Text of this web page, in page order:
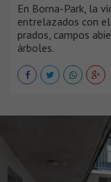
En Borna-Park, la
entrelazados con
prados, campos
árboles.